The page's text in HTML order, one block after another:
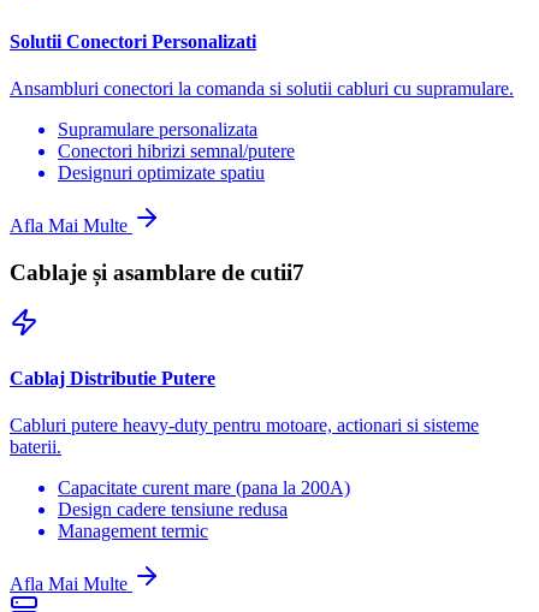
Solutii Conectori Personalizati
Ansambluri conectori la comanda si solutii cabluri cu supramulare.
Supramulare personalizata
Conectori hibrizi semnal/putere
Designuri optimizate spatiu
Afla Mai Multe
Cablaje și asamblare de cutii7
Cablaj Distributie Putere
Cabluri putere heavy-duty pentru motoare, actionari si sisteme
baterii.
Capacitate curent mare (pana la 200A)
Design cadere tensiune redusa
Management termic
Afla Mai Multe